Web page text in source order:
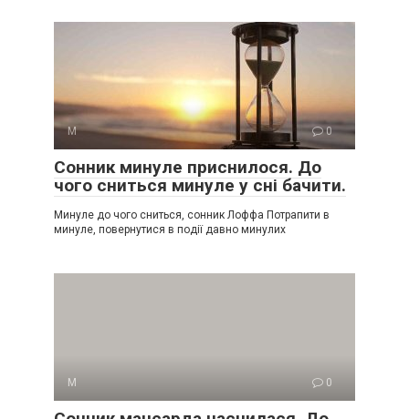
М 0
Сонник минуле приснилося. До
чого сниться минуле у сні бачити.
Минуле до чого сниться, сонник Лоффа Потрапити в
минуле, повернутися в події давно минулих
М 0